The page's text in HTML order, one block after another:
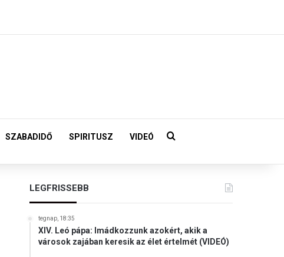
SZABADIDŐ SPIRITUSZ VIDEÓ Keresés:
LEGFRISSEBB
tegnap, 18:35
XIV. Leó pápa: Imádkozzunk azokért, akik a
városok zajában keresik az élet értelmét (VIDEÓ)